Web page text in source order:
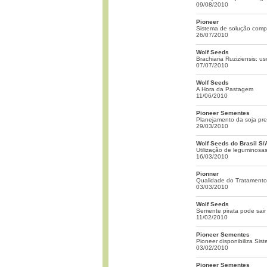
09/08/2010
Pioneer
Sistema de solução
26/07/2010
Wolf Seeds
Brachiaria Ruziziensis:
07/07/2010
Wolf Seeds
A Hora da Pastagem
11/06/2010
Pioneer Sementes
Planejamento da soja
29/03/2010
Wolf Seeds do Brasil S/
Utilização de
16/03/2010
Pionner
Qualidade do
03/03/2010
Wolf Seeds
Semente pirata pode sair
11/02/2010
Pioneer Sementes
Pioneer disponibiliza
03/02/2010
Pioneer Sementes